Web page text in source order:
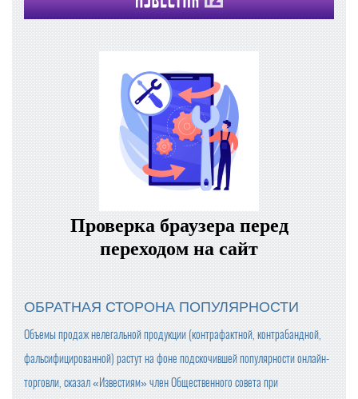
ОБРАТНАЯ СТОРОНА ПОПУЛЯРНОСТИ
Объемы продаж нелегальной продукции (контрафактной, контрабандной,
фальсифицированной) растут на фоне подскочившей популярности онлайн-
торговли, сказал «Известиям» член Общественного совета при